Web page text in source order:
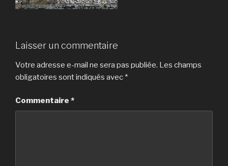
Laisser un commentaire
Votre adresse e-mail ne sera pas publiée. Les champs
obligatoires sont indiqués avec *
Commentaire *